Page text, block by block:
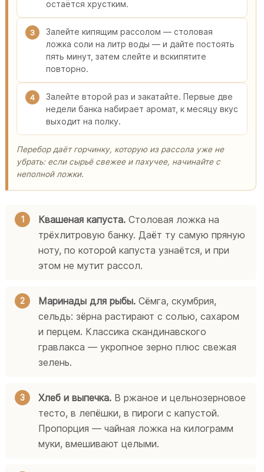
остаётся хрустким.
3
Залейте кипящим рассолом — столовая
ложка соли на литр воды — и дайте постоять
пять минут, затем слейте и вскипятите
повторно.
4
Залейте второй раз и закатайте. Первые две
недели банка набирает аромат, к месяцу вкус
выходит на полку.
Перебор даёт горчинку, которую из рассола уже не
убрать: если сырьё свежее и пахучее, начинайте с
неполной ложки.
Квашеная капуста. Столовая ложка на
трёхлитровую банку. Даёт ту самую пряную
ноту, по которой капуста узнаётся, и при
этом не мутит рассол.
Маринады для рыбы. Сёмга, скумбрия,
сельдь: зёрна растирают с солью, сахаром
и перцем. Классика скандинавского
гравлакса — укропное зерно плюс свежая
зелень.
Хлеб и выпечка. В ржаное и цельнозерновое
тесто, в лепёшки, в пироги с капустой.
Пропорция — чайная ложка на килограмм
муки, вмешивают целыми.